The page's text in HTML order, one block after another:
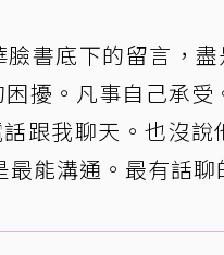
書底下的留言，
擾。凡事自己承
跟我聊天。也沒
能溝通。最有話聊